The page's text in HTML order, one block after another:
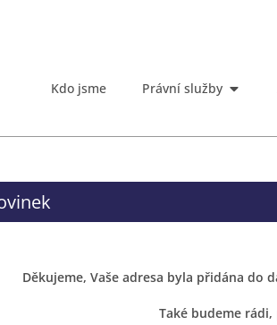
Kdo jsme Právní služby
Děkujeme, Vaše adresa byla přidána do
Také budeme